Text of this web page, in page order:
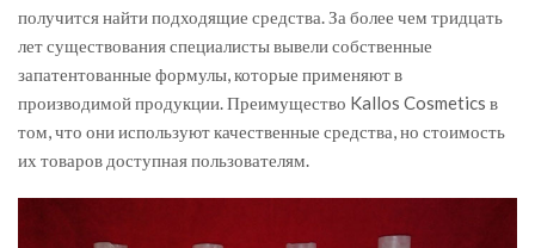
получится найти подходящие средства. За более чем тридцать
лет существования специалисты вывели собственные
запатентованные формулы, которые применяют в
производимой продукции. Преимущество Kallos Cosmetics в
том, что они используют качественные средства, но стоимость
их товаров доступная пользователям.